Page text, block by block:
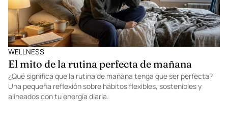
WELLNESS
El mito de la rutina perfecta de mañana
¿Qué significa que la rutina de mañana tenga que ser perfecta?
Una pequeña reflexión sobre hábitos flexibles, sostenibles y
alineados con tu energía diaria.